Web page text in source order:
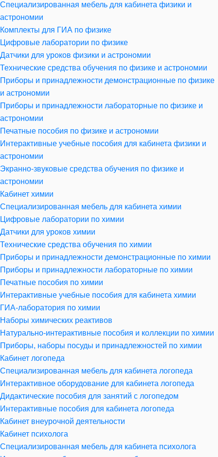
Специализированная мебель для кабинета физики и
астрономии
Комплекты для ГИА по физике
Цифровые лаборатории по физике
Датчики для уроков физики и астрономии
Технические средства обучения по физике и астрономии
Приборы и принадлежности демонстрационные по физике
и астрономии
Приборы и принадлежности лабораторные по физике и
астрономии
Печатные пособия по физике и астрономии
Интерактивные учебные пособия для кабинета физики и
астрономии
Экранно-звуковые средства обучения по физике и
астрономии
Кабинет химии
Специализированная мебель для кабинета химии
Цифровые лаборатории по химии
Датчики для уроков химии
Технические средства обучения по химии
Приборы и принадлежности демонстрационные по химии
Приборы и принадлежности лабораторные по химии
Печатные пособия по химии
Интерактивные учебные пособия для кабинета химии
ГИА-лаборатория по химии
Наборы химических реактивов
Натурально-интерактивные пособия и коллекции по химии
Приборы, наборы посуды и принадлежностей по химии
Кабинет логопеда
Специализированная мебель для кабинета логопеда
Интерактивное оборудование для кабинета логопеда
Дидактические пособия для занятий с логопедом
Интерактивные пособия для кабинета логопеда
Кабинет внеурочной деятельности
Кабинет психолога
Специализированная мебель для кабинета психолога